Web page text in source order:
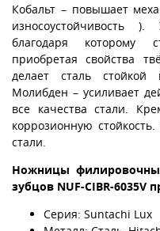
Кобальт – повышает
износоустойчивость
благодаря которому
приобретая свойства
делает сталь
Молибден – усиливает
все качества стали.
коррозионную
стали.
Ножницы
зубцов NUF-CIBR-6035V
Серия: Suntachi Lux